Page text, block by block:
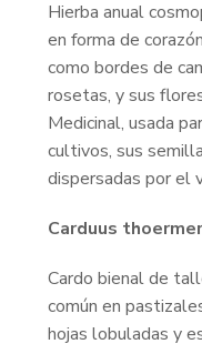
Hierba anual
en forma de
como bordes de
rosetas, y sus
Medicinal, usada
cultivos, sus
dispersadas por el
Carduus
Cardo bienal de
común en
hojas lobuladas y